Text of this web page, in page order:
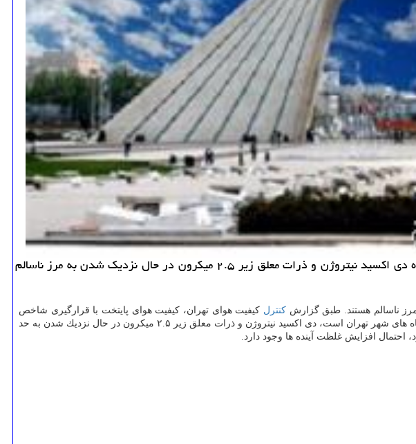
به گزارش گل پیچ امروز بیستمین روز سال است كه پایتخت نشینان هوای سالم تنفس می كنند؛ اما دو آلاینده دی اكسید نیتروژن و ذرات معلق زیر ۲.۵ میكرون در حال نزدیك شدن به مرز ناسالم
كنترل كیفیت هوای تهران، كیفیت هوای پایتخت با قرارگیری شاخص
میانگین بر روی عدد ۷۰ در شرایط قابل قبول برای تنفس همه گروه ها است. بر طبق اطلاعات تأیید شده مربوط به كل ایستگاه های شهر تهران است، دی اكسید نیتروژن و ذرات معلق زیر ۲.۵ میكرون در حال نزدیك شدن به حد
افزایش غلظت آینده ها وجود دارد.